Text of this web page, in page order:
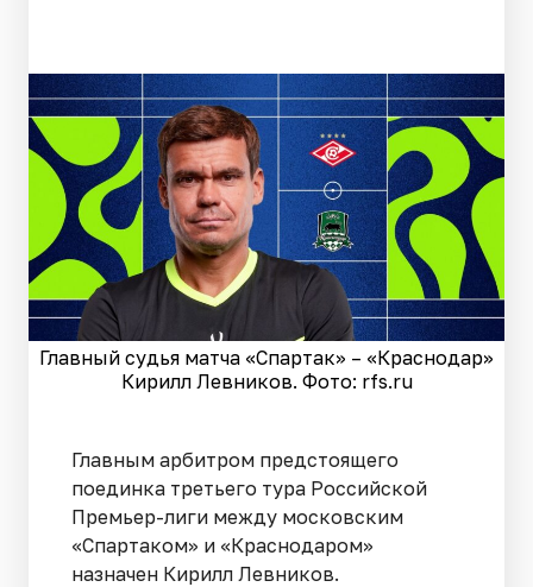
Главный судья матча «Спартак» – «Краснодар»
Кирилл Левников. Фото: rfs.ru
Главным арбитром предстоящего
поединка третьего тура Российской
Премьер-лиги между московским
«Спартаком» и «Краснодаром»
назначен Кирилл Левников.